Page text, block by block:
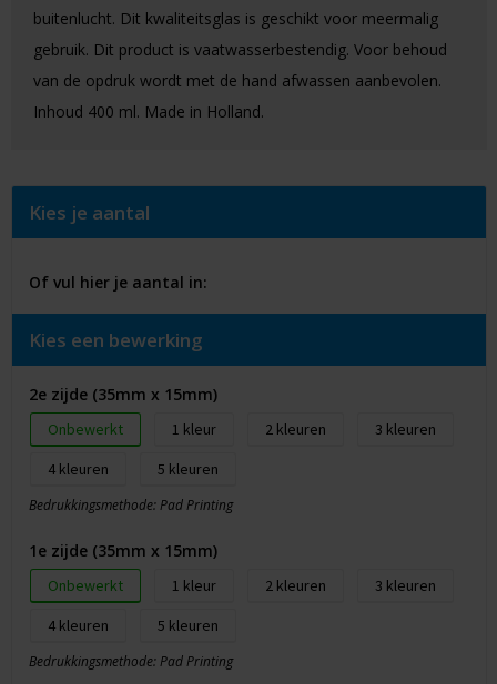
buitenlucht. Dit kwaliteitsglas is geschikt voor meermalig
gebruik. Dit product is vaatwasserbestendig. Voor behoud
van de opdruk wordt met de hand afwassen aanbevolen.
Inhoud 400 ml. Made in Holland.
Kies je aantal
Of vul hier je aantal in:
Kies een bewerking
2e zijde (35mm x 15mm)
Onbewerkt 1 2
3
4
5
Bedrukkingsmethode: Pad Printing
1e zijde (35mm x 15mm)
Onbewerkt 1 2
3
4
5
Bedrukkingsmethode: Pad Printing